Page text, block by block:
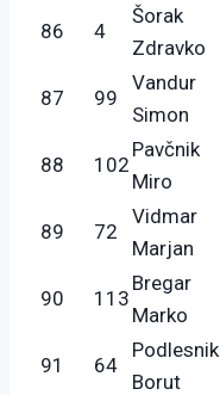
86 4
Šorak
Zdravko
87 99
Vandur
Simon
88 102
Pavčnik
Miro
89 72
Vidmar
Marjan
90 113
Bregar
Marko
91 64
Podlesnik
Borut